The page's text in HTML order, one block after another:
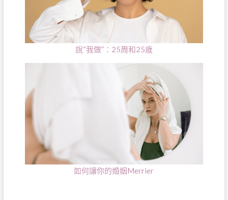
說“我做”：25周和25歲
如何讓你的婚姻Merrier